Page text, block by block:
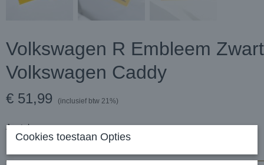
Volkswagen R Embleem
Volkswagen Caddy
€ 51,99 (inclusief btw 21%)
Aantal
Cookies toestaan Opties